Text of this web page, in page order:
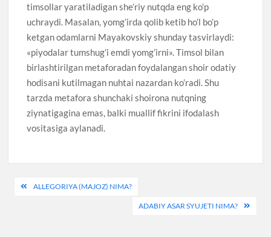
timsollar yaratiladigan she’riy nutqda eng ko’p
uchraydi. Masalan, yomg’irda qolib ketib ho’l bo’p
ketgan odamlarni Mayakovskiy shunday tasvirlaydi:
«piyodalar tumshug’i emdi yomg’irni». Timsol bilan
birlashtirilgan metaforadan foydalangan shoir odatiy
hodisani kutilmagan nuhtai nazardan ko’radi. Shu
tarzda metafora shunchaki shoirona nutqning
ziynatigagina emas, balki muallif fikrini ifodalash
vositasiga aylanadi.
PostALLEGORIYA (MAJOZ) NIMA?
ADABIY ASAR SYUJETI NIMA?